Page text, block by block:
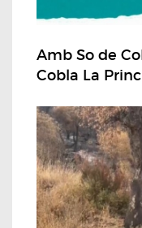
Amb So de
Cobla La